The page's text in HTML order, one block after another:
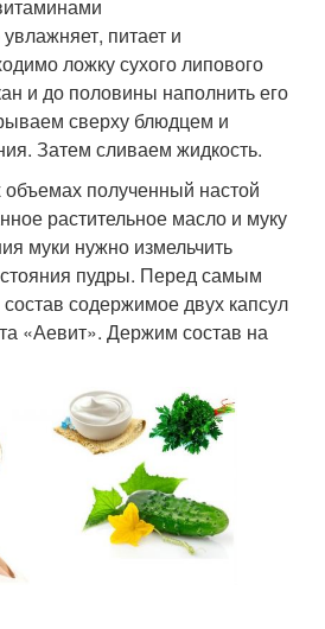
питает и
ложку сухого липового
и до половины наполнить его
сверху блюдцем и
Затем сливаем жидкость.
полученный настой
растительное масло и муку
муки нужно измельчить
пудры. Перед самым
содержимое двух капсул
«Аевит». Держим состав на